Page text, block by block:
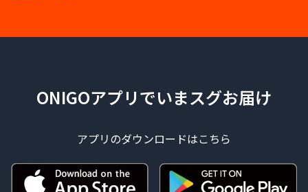
ONIGOアプリでいまスグお届け
アプリのダウンロードはこちら